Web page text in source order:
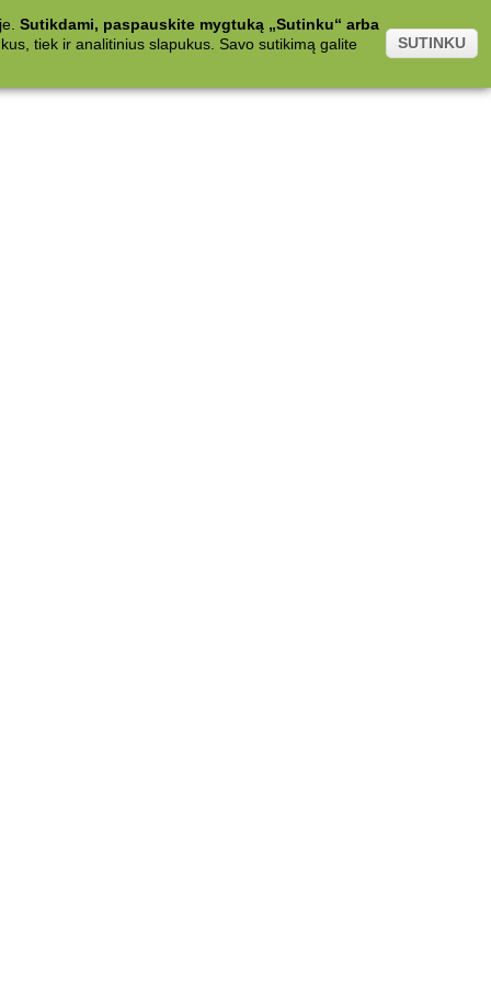
Sutikdami, paspauskite mygtuką „Sutinku“ arba
tiek ir analitinius slapukus. Savo sutikimą galite
SUTINKU